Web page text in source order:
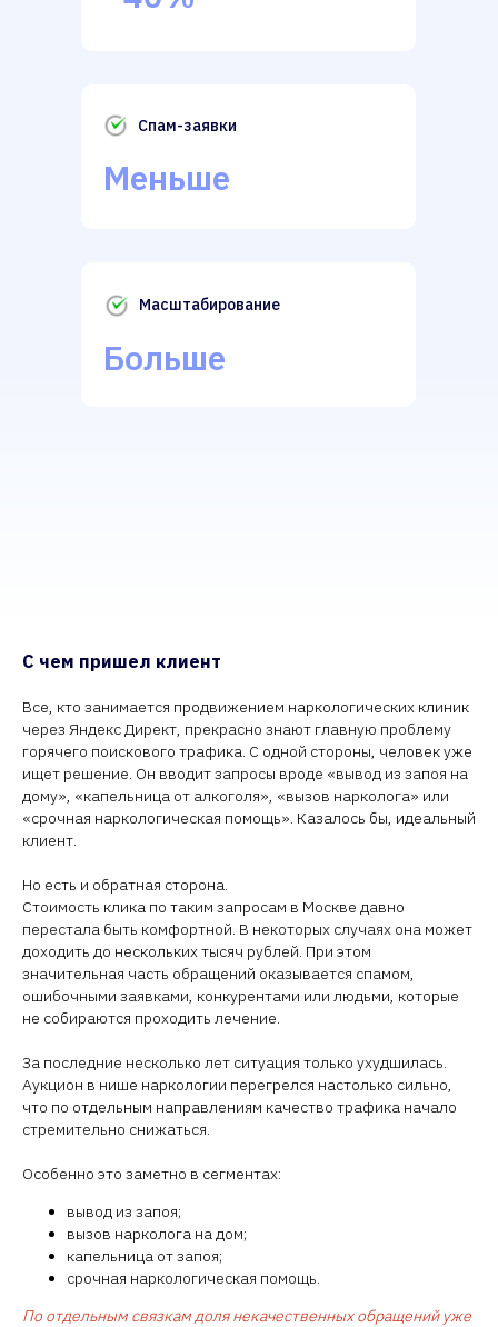
Спам-заявки
Меньше
Масштабирование
Больше
С чем пришел клиент
Все, кто занимается продвижением наркологических клиник
через Яндекс Директ, прекрасно знают главную проблему
горячего поискового трафика. С одной стороны, человек уже
ищет решение. Он вводит запросы вроде «вывод из запоя на
дому», «капельница от алкоголя», «вызов нарколога» или
«срочная наркологическая помощь». Казалось бы, идеальный
клиент.
Но есть и обратная сторона.
Стоимость клика по таким запросам в Москве давно
перестала быть комфортной. В некоторых случаях она может
доходить до нескольких тысяч рублей. При этом
значительная часть обращений оказывается спамом,
ошибочными заявками, конкурентами или людьми, которые
не собираются проходить лечение.
За последние несколько лет ситуация только ухудшилась.
Аукцион в нише наркологии перегрелся настолько сильно,
что по отдельным направлениям качество трафика начало
стремительно снижаться.
Особенно это заметно в сегментах:
вывод из запоя;
вызов нарколога на дом;
капельница от запоя;
срочная наркологическая помощь.
По отдельным связкам доля некачественных обращений уже